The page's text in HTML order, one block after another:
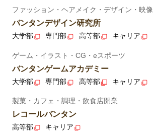
ファッション・ヘアメイク・デザイン・映像
バンタンデザイン研究所
大学部 専門部 高等部 キャリア
ゲーム・イラスト・CG・eスポーツ
バンタンゲームアカデミー
大学部 専門部 高等部 キャリア
製菓・カフェ・調理・飲食店開業
レコールバンタン
高等部 キャリア